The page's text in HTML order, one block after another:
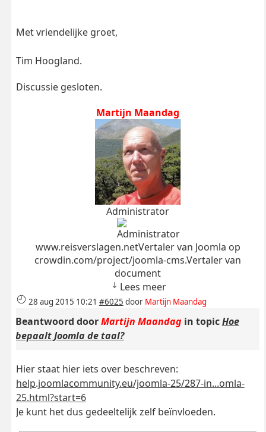
Met vriendelijke groet,
Tim Hoogland.
Discussie gesloten.
Martijn Maandag
Administrator
www.reisverslagen.netVertaler van Joomla op
crowdin.com/project/joomla-cms.Vertaler van
document
Lees meer
28 aug 2015 10:21 #6025 door Martijn Maandag
Beantwoord doorMartijn Maandagin topicHoe
bepaalt Joomla de taal?
Hier staat hier iets over beschreven:
help.joomlacommunity.eu/joomla-25/287-in...omla-
25.html?start=6
Je kunt het dus gedeeltelijk zelf beïnvloeden.